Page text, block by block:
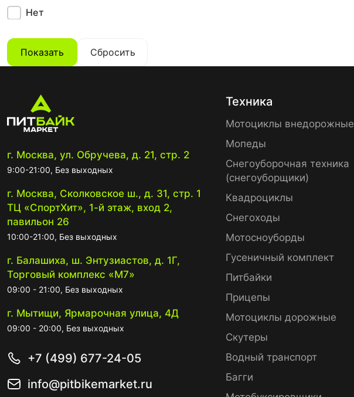
Нет
Показать Сбросить
г. Москва, ул. Обручева, д. 21, стр. 2
9:00-21:00, Без выходных
г. Москва, Сколковское ш., д. 31, стр. 1
ТЦ «СпортХит», 1-й этаж, вход 2,
павильон 26
10:00-21:00, Без выходных
г. Балашиха, ш. Энтузиастов, д. 1Г,
Торговый комплекс «М7»
09:00 - 21:00, Без выходных
г. Мытищи, Ярмарочная улица, 4Д
09:00 - 20:00, Без выходных
+7 (499) 677-24-05
info@pitbikemarket.ru
Техника
Мотоциклы внедорожные
Мопеды
Снегоуборочная техника
(снегоуборщики)
Квадроциклы
Снегоходы
Мотосноуборды
Гусеничный комплект
Питбайки
Прицепы
Мотоциклы дорожные
Скутеры
Водный транспорт
Багги